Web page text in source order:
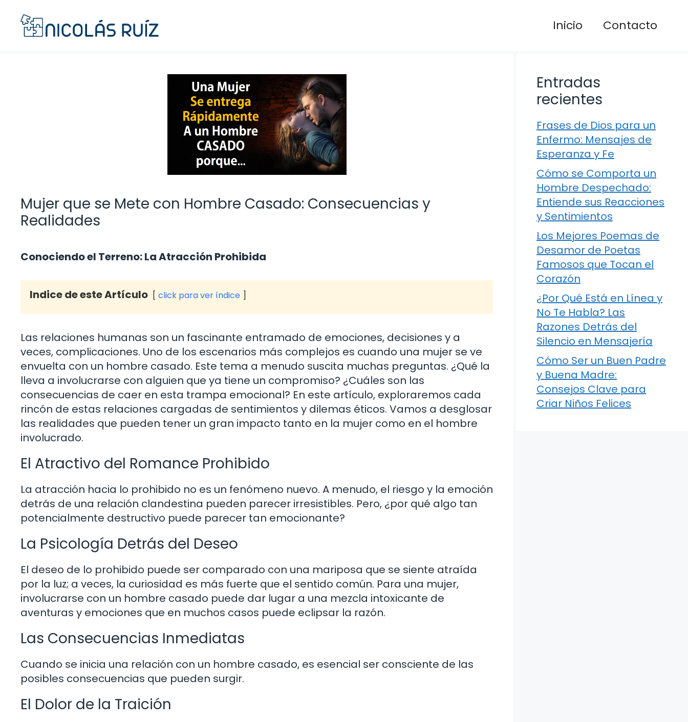
contenido
Inicio Contacto
Mujer que se Mete con Hombre Casado: Consecuencias y
Realidades
Conociendo el Terreno: La Atracción Prohibida
Indice de este Artículo click para ver índice
Las relaciones humanas son un fascinante entramado de emociones, decisiones y a
veces, complicaciones. Uno de los escenarios más complejos es cuando una mujer se ve
envuelta con un hombre casado. Este tema a menudo suscita muchas preguntas. ¿Qué la
lleva a involucrarse con alguien que ya tiene un compromiso? ¿Cuáles son las
consecuencias de caer en esta trampa emocional? En este artículo, exploraremos cada
rincón de estas relaciones cargadas de sentimientos y dilemas éticos. Vamos a desglosar
las realidades que pueden tener un gran impacto tanto en la mujer como en el hombre
involucrado.
El Atractivo del Romance Prohibido
La atracción hacia lo prohibido no es un fenómeno nuevo. A menudo, el riesgo y la emoción
detrás de una relación clandestina pueden parecer irresistibles. Pero, ¿por qué algo tan
potencialmente destructivo puede parecer tan emocionante?
La Psicología Detrás del Deseo
El deseo de lo prohibido puede ser comparado con una mariposa que se siente atraída
por la luz; a veces, la curiosidad es más fuerte que el sentido común. Para una mujer,
involucrarse con un hombre casado puede dar lugar a una mezcla intoxicante de
aventuras y emociones que en muchos casos puede eclipsar la razón.
Las Consecuencias Inmediatas
Cuando se inicia una relación con un hombre casado, es esencial ser consciente de las
posibles consecuencias que pueden surgir.
El Dolor de la Traición
Entradas
recientes
Frases de Dios para un
Enfermo: Mensajes de
Esperanza y Fe
Cómo se Comporta un
Hombre Despechado:
Entiende sus Reacciones
y Sentimientos
Los Mejores Poemas de
Desamor de Poetas
Famosos que Tocan el
Corazón
¿Por Qué Está en Línea y
No Te Habla? Las
Razones Detrás del
Silencio en Mensajería
Cómo Ser un Buen Padre
y Buena Madre:
Consejos Clave para
Criar Niños Felices